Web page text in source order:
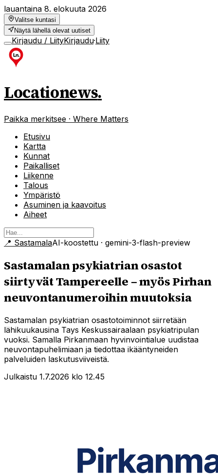
lauantaina 8. elokuuta 2026
Valitse kuntasi
Näytä lähellä olevat uutiset
Kirjaudu / LiityKirjaudu·Liity
Locationews.
Paikka merkitsee · Where Matters
Etusivu
Kartta
Kunnat
Paikalliset
Liikenne
Talous
Ympäristö
Asuminen ja kaavoitus
Aiheet
📍 SastamalaAI-koostettu · gemini-3-flash-preview
Sastamalan psykiatrian osastot
siirtyvät Tampereelle – myös Pirhan
neuvontanumeroihin muutoksia
Sastamalan psykiatrian osastotoiminnot siirretään
lähikuukausina Tays Keskussairaalaan psykiatripulan
vuoksi. Samalla Pirkanmaan hyvinvointialue uudistaa
neuvontapuhelimiaan ja tiedottaa ikääntyneiden
palveluiden laskutusviiveistä.
Julkaistu 1.7.2026 klo 12.45